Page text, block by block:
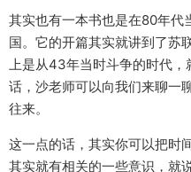
其实也有一本书也是在80年代
国。它的开篇其实就讲到了苏
上是从43年当时斗争的时代，
话，沙老师可以向我们来聊一
往来。
这一点的话，其实你可以把时
其实就有相关的一些意识，就